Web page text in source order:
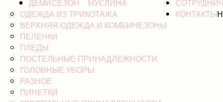
ДЕМИСЕЗОН
МУСЛИНА
ОДЕЖДА ИЗ ТРИКОТАЖА
ВЕРХНЯЯ ОДЕЖДА И КОМБИНЕЗОНЫ
ПЕЛЕНКИ
ПЛЕДЫ
ПОСТЕЛЬНЫЕ ПРИНАДЛЕЖНОСТИ
ГОЛОВНЫЕ УБОРЫ
РАЗНОЕ
ПИНЕТКИ
КОНТАКТЫ